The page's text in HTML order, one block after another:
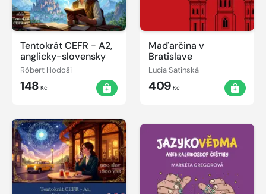
Tentokrát CEFR - A2,
anglicky-slovensky
Róbert Hodoši
148 Kč
Maďarčina v
Bratislave
Lucia Satinská
409 Kč